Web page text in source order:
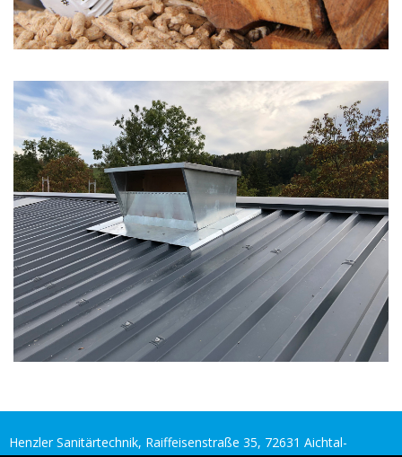
Henzler Sanitärtechnik, Raiffeisenstraße 35, 72631 Aichtal-